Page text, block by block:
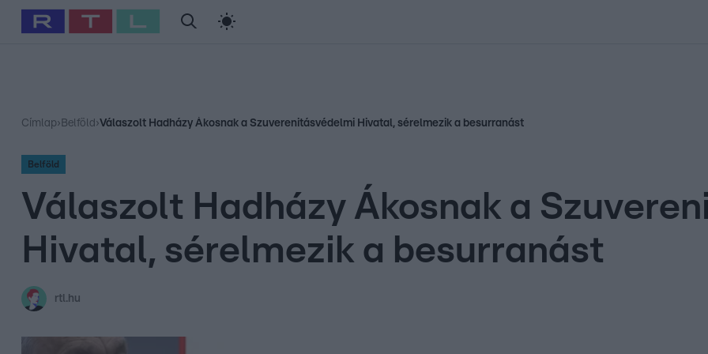
Babits Marcella Szellő István Most Wanted
Címlap› Belföld ›Válaszolt Hadházy Ákosnak a Szuverenitásvédelmi Hivatal, sérelmezik a besurranást
Belföld
Válaszolt Hadházy Ákosnak a
Hivatal, sérelmezik a besurranást
rtl.hu